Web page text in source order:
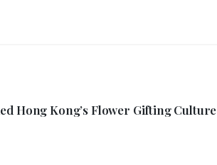
Hong Kong’s Flower Gifting Culture